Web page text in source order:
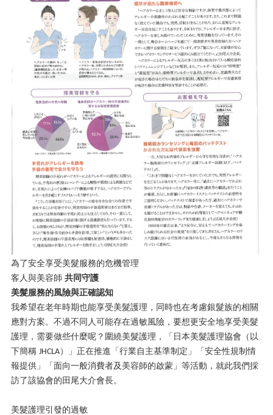
為了安全享受美髮服務的危機管理
客人與美容師 共同守護
美髮服務的風險與正確認知
我希望在老年時期也能享受美髮護理，同時也在考慮銀髮族的相關
應對方案。不過不同人可能存在過敏風險，要想更安全地享受美髮
護理，需要做些什麼呢？圍繞美髮護理，「日本美髮護理協會（以
下簡稱 JHCLA）」正在推進「行業自主基準制定」「安全性規制情
報提供」「面向一般消費者及美容師的啟蒙」等活動，就此我們採
訪了該協會的田尾大介會長。
美髮護理引發的過敏